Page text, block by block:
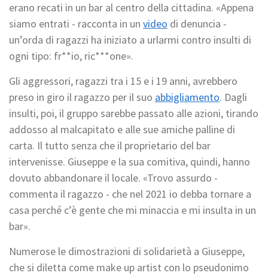
erano recati in un bar al centro della cittadina. «Appena
siamo entrati - racconta in un video di denuncia -
un’orda di ragazzi ha iniziato a urlarmi contro insulti di
ogni tipo: fr**io, ric***one».
Gli aggressori, ragazzi tra i 15 e i 19 anni, avrebbero
preso in giro il ragazzo per il suo abbigliamento. Dagli
insulti, poi, il gruppo sarebbe passato alle azioni, tirando
addosso al malcapitato e alle sue amiche palline di
carta. Il tutto senza che il proprietario del bar
intervenisse. Giuseppe e la sua comitiva, quindi, hanno
dovuto abbandonare il locale. «Trovo assurdo -
commenta il ragazzo - che nel 2021 io debba tornare a
casa perché c’è gente che mi minaccia e mi insulta in un
bar».
Numerose le dimostrazioni di solidarietà a Giuseppe,
che si diletta come make up artist con lo pseudonimo